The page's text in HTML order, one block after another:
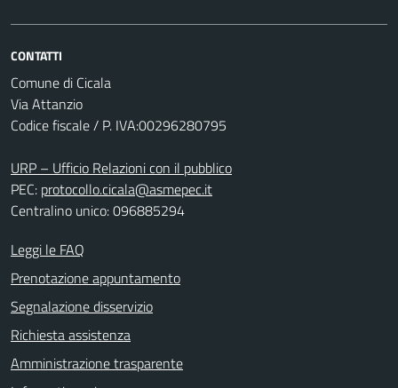
CONTATTI
Comune di Cicala
Via Attanzio
Codice fiscale / P. IVA:00296280795
URP – Ufficio Relazioni con il pubblico
PEC: protocollo.cicala@asmepec.it
Centralino unico: 096885294
Leggi le FAQ
Prenotazione appuntamento
Segnalazione disservizio
Richiesta assistenza
Amministrazione trasparente